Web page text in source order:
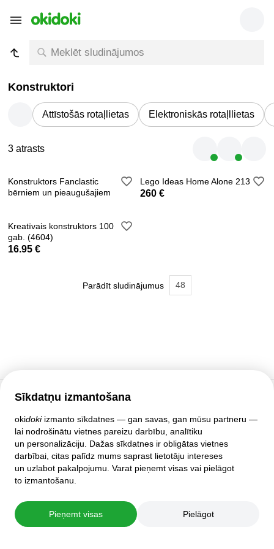
Konstruktori
Attīstošās rotaļlietas Elektroniskās rotaļllietas
3 atrasts
Konstruktors Fanclastic
bērniem un pieaugušajiem
Lego Ideas Home Alone 213
260 €
Kreatīvais konstruktors 100
gab. (4604)
16.95 €
Parādīt sludinājumus 48
Sīkdatņu izmantošana
okidokiizmanto sīkdatnes — gan savas, gan mūsu partneru —
lai nodrošinātu vietnes pareizu darbību, analītiku
un personalizāciju. Dažas sīkdatnes ir obligātas vietnes
darbībai, citas palīdz mums saprast lietotāju intereses
un uzlabot pakalpojumu. Varat pieņemt visas vai pielāgot
to izmantošanu.
Pieņemt visas Pielāgot
Klientu atbalsts
Palīdzība
Politika un līgumi
Privātuma iestatījumi
Pilnā mājas lapas versija
© 2007–2026 oki